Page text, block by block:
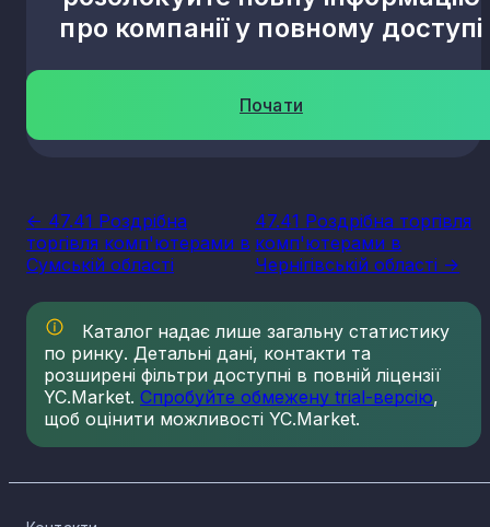
про компанії у повному доступі
Почати
<- 47.41 Роздрібна
торгівля комп'ютерами в
Сумській області
47.41 Роздрібна торгівля
комп'ютерами в
Чернігівській області ->
Каталог надає лише загальну статистику
по ринку. Детальні дані, контакти та
розширені фільтри доступні в повній ліцензії
YC.Market. Спробуйте обмежену trial-версію,
щоб оцінити можливості YC.Market.